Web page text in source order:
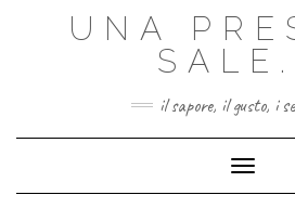
UNA
il sapore, il gusto, i
Toggle